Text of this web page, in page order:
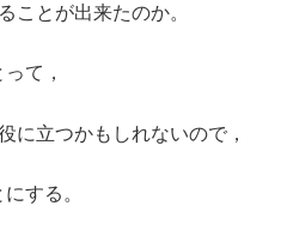
ことが出来たのか。
て，
に立つかもしれないので，
する。